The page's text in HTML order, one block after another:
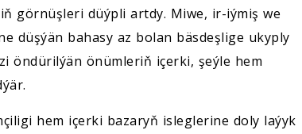
görnüşleri düýpli artdy. Miwe, ir-iýmiş we
düşýän bahasy az bolan bäsdeşlige ukyply
öndürilýän önümleriň içerki, şeýle hem
hem içerki bazaryň isleglerine doly laýyk